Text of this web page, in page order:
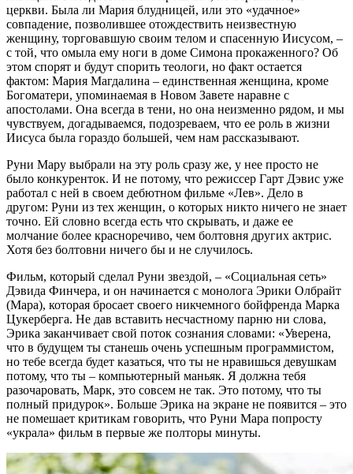
церкви. Была ли Мария блудницей, или это «удачное»
совпадение, позволившее отождествить неизвестную
женщину, торговавшую своим телом и спасенную Иисусом, –
с той, что омыла ему ноги в доме Симона прокаженного? Об
этом спорят и будут спорить теологи, но факт остается
фактом: Мария Магдалина – единственная женщина, кроме
Богоматери, упоминаемая в Новом Завете наравне с
апостолами. Она всегда в тени, но она неизменно рядом, и мы
чувствуем, догадываемся, подозреваем, что ее роль в жизни
Иисуса была гораздо большей, чем нам рассказывают.
Руни Мару выбрали на эту роль сразу же, у нее просто не
было конкуренток. И не потому, что режиссер Гарт Дэвис уже
работал с ней в своем дебютном фильме «Лев». Дело в
другом: Руни из тех женщин, о которых никто ничего не знает
точно. Ей словно всегда есть что скрывать, и даже ее
молчание более красноречиво, чем болтовня других актрис.
Хотя без болтовни ничего бы и не случилось.
Фильм, который сделал Руни звездой, – «Социальная сеть»
Дэвида Финчера, и он начинается с монолога Эрики Олбрайт
(Мара), которая бросает своего никчемного бойфренда Марка
Цукерберга. Не дав вставить несчастному парню ни слова,
Эрика заканчивает свой поток сознания словами: «Уверена,
что в будущем ты станешь очень успешным программистом,
но тебе всегда будет казаться, что ты не нравишься девушкам
потому, что ты – компьютерный маньяк. Я должна тебя
разочаровать, Марк, это совсем не так. Это потому, что ты
полный придурок». Больше Эрика на экране не появится – это
не помешает критикам говорить, что Руни Мара попросту
«украла» фильм в первые же полторы минуты.